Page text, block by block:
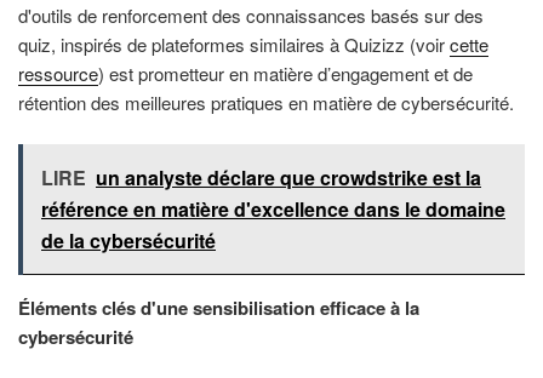
d'outils de renforcement des connaissances basés sur des
quiz, inspirés de plateformes similaires à Quizizz (voircette
ressource) est prometteur en matière d’engagement et de
rétention des meilleures pratiques en matière de cybersécurité.
LIRE un analyste déclare que crowdstrike est la
référence en matière d'excellence dans le domaine
de la cybersécurité
Éléments clés d'une sensibilisation efficace à la
cybersécurité